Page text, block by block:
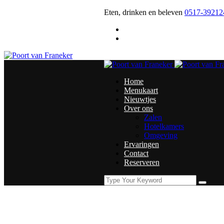
Eten, drinken en beleven 0517-
Home
Menukaart
Nieuwtjes
Over ons
Zalen
Hotelkamers
Omgeving
Ervaringen
Contact
Reserveren